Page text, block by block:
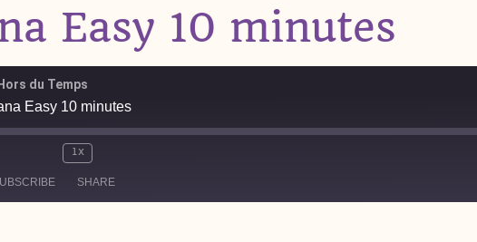
Easy 10 minutes
du Temps
Easy 10 minutes
1x
SHARE